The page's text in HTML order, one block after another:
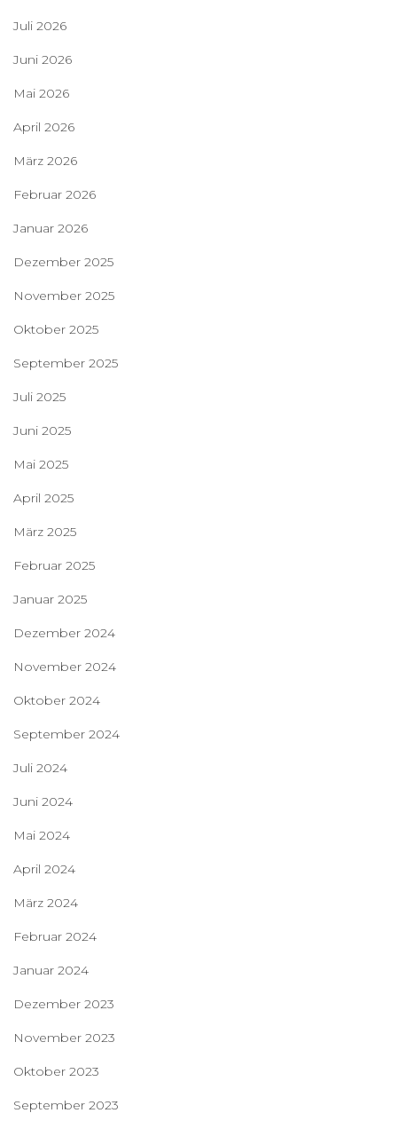
Juli 2026
Juni 2026
Mai 2026
April 2026
März 2026
Februar 2026
Januar 2026
Dezember 2025
November 2025
Oktober 2025
September 2025
Juli 2025
Juni 2025
Mai 2025
April 2025
März 2025
Februar 2025
Januar 2025
Dezember 2024
November 2024
Oktober 2024
September 2024
Juli 2024
Juni 2024
Mai 2024
April 2024
März 2024
Februar 2024
Januar 2024
Dezember 2023
November 2023
Oktober 2023
September 2023